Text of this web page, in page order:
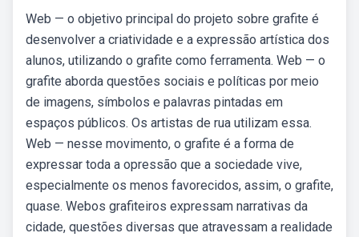
Web — o objetivo principal do projeto sobre grafite é
desenvolver a criatividade e a expressão artística dos
alunos, utilizando o grafite como ferramenta. Web — o
grafite aborda questões sociais e políticas por meio
de imagens, símbolos e palavras pintadas em
espaços públicos. Os artistas de rua utilizam essa.
Web — nesse movimento, o grafite é a forma de
expressar toda a opressão que a sociedade vive,
especialmente os menos favorecidos, assim, o grafite,
quase. Webos grafiteiros expressam narrativas da
cidade, questões diversas que atravessam a realidade